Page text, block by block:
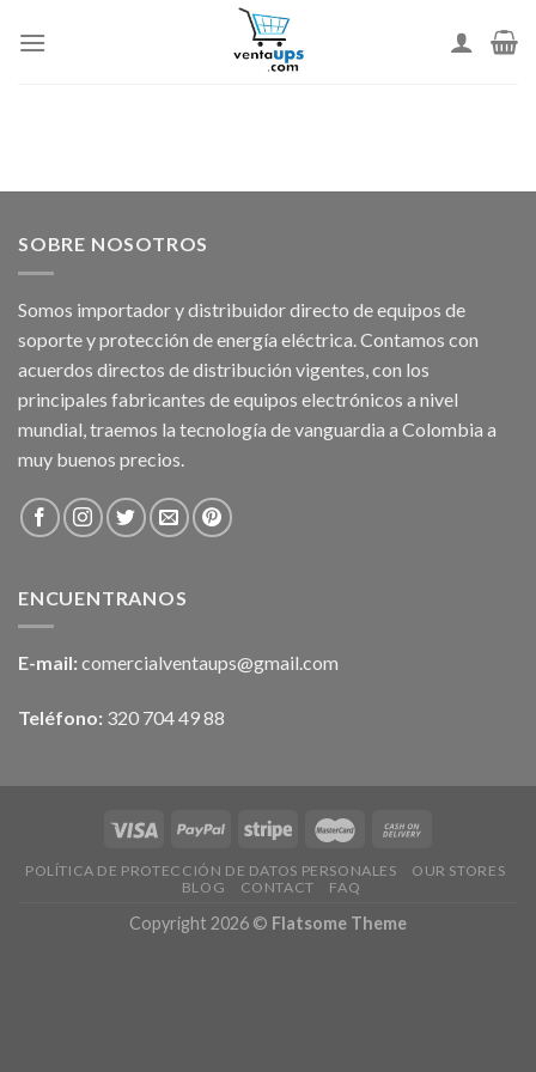
SOBRE NOSOTROS
Somos importador y distribuidor directo de equipos de
soporte y protección de energía eléctrica. Contamos con
acuerdos directos de distribución vigentes, con los
principales fabricantes de equipos electrónicos a nivel
mundial, traemos la tecnología de vanguardia a Colombia a
muy buenos precios.
ENCUENTRANOS
E-mail: comercialventaups@gmail.com
Teléfono: 320 704 49 88
POLÍTICA DE PROTECCIÓN DE DATOS PERSONALES
OUR STORES
BLOG
CONTACT FAQ
Copyright 2026 © Flatsome Theme